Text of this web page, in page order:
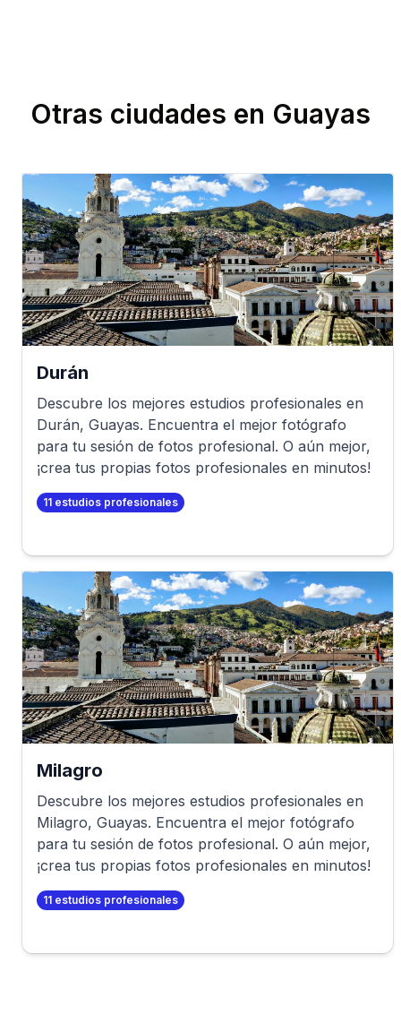
Otras ciudades en Guayas
Durán
Descubre los mejores estudios profesionales en
Durán, Guayas. Encuentra el mejor fotógrafo
para tu sesión de fotos profesional. O aún mejor,
¡crea tus propias fotos profesionales en minutos!
11 estudios profesionales
Milagro
Descubre los mejores estudios profesionales en
Milagro, Guayas. Encuentra el mejor fotógrafo
para tu sesión de fotos profesional. O aún mejor,
¡crea tus propias fotos profesionales en minutos!
11 estudios profesionales